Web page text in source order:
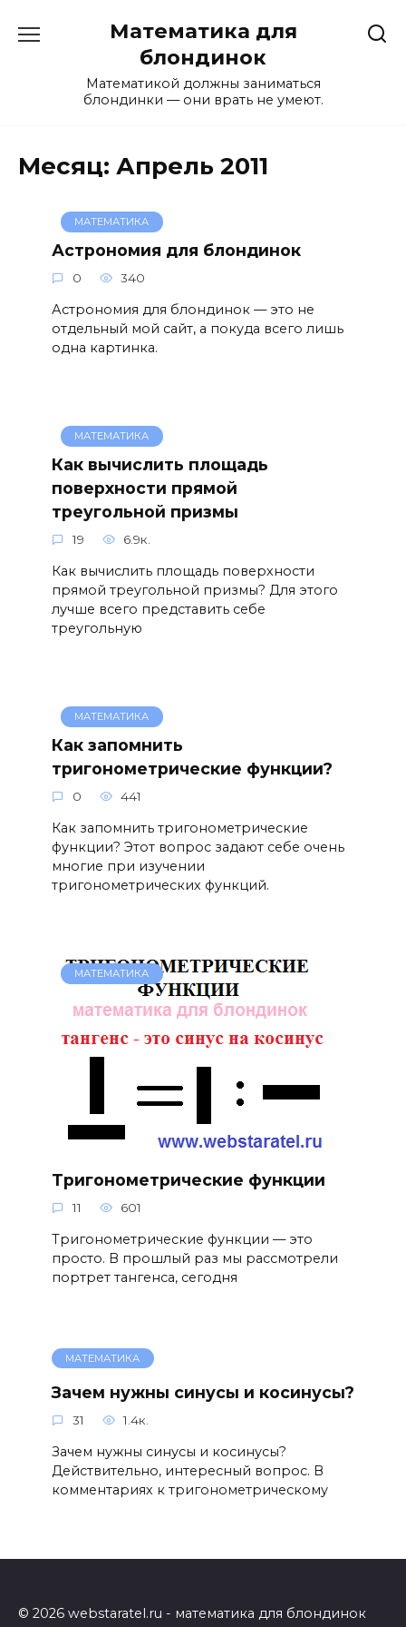
Математика для
блондинок
Математикой должны заниматься
блондинки — они врать не умеют.
Месяц: Апрель 2011
МАТЕМАТИКА
Астрономия для блондинок
0 340
Астрономия для блондинок — это не
отдельный мой сайт, а покуда всего лишь
одна картинка.
МАТЕМАТИКА
Как вычислить площадь
поверхности прямой
треугольной призмы
19 6.9к.
Как вычислить площадь поверхности
прямой треугольной призмы? Для этого
лучше всего представить себе
треугольную
МАТЕМАТИКА
Как запомнить
тригонометрические функции?
0 441
Как запомнить тригонометрические
функции? Этот вопрос задают себе очень
многие при изучении
тригонометрических функций.
МАТЕМАТИКА
Тригонометрические функции
11 601
Тригонометрические функции — это
просто. В прошлый раз мы рассмотрели
портрет тангенса, сегодня
МАТЕМАТИКА
Зачем нужны синусы и косинусы?
31 1.4к.
Зачем нужны синусы и косинусы?
Действительно, интересный вопрос. В
комментариях к тригонометрическому
© 2026 webstaratel.ru - математика для блондинок